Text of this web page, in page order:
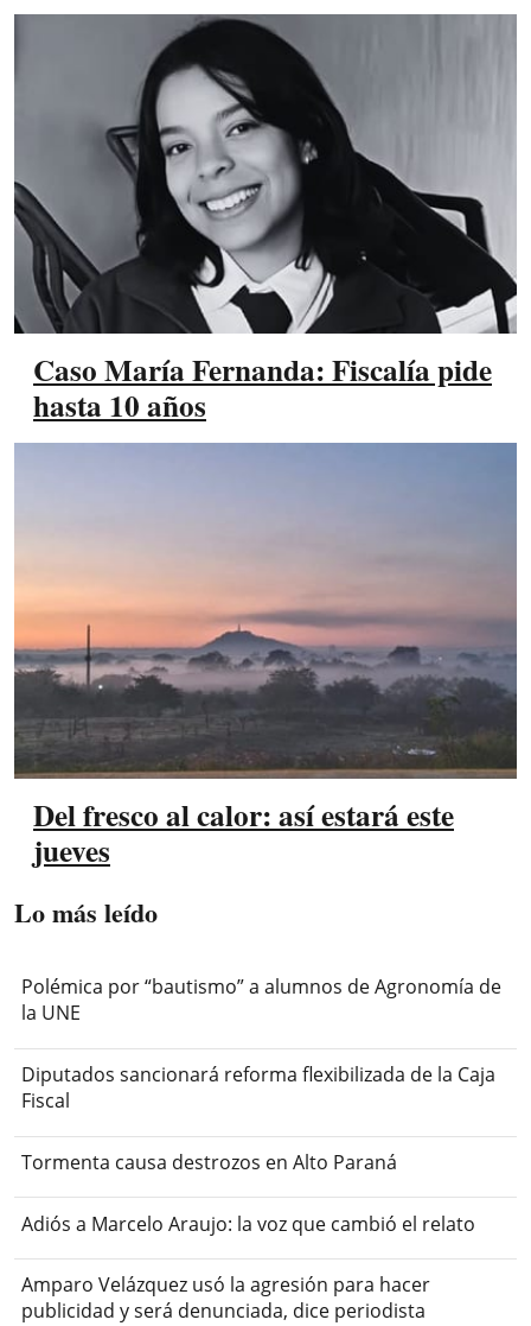
Caso María Fernanda: Fiscalía pide
hasta 10 años
Del fresco al calor: así estará este
jueves
Lo más leído
Polémica por “bautismo” a alumnos de Agronomía de
la UNE
Diputados sancionará reforma flexibilizada de la Caja
Fiscal
Tormenta causa destrozos en Alto Paraná
Adiós a Marcelo Araujo: la voz que cambió el relato
Amparo Velázquez usó la agresión para hacer
publicidad y será denunciada, dice periodista